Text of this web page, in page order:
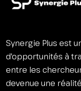
Synergie Plus est
d'opportunités à
entre les
devenue une